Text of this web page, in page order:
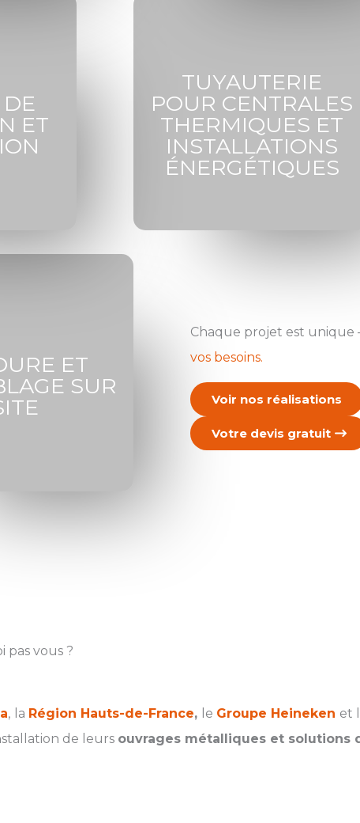
ET
TUYAUTERIE
POUR CENTRALES
THERMIQUES ET
INSTALLATIONS
ÉNERGÉTIQUES
ET
SUR
Chaque projet est unique
vos besoins.
Voir nos réalisations
Votre devis gratuit
pas vous ?
, la Région Hauts-de-France, le Groupe Heineken et
de leurs ouvrages métalliques et solutions